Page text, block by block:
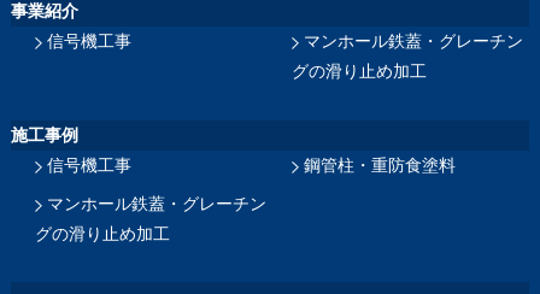
事業紹介
信号機工事
マンホール鉄蓋・グレーチン
グの滑り止め加工
施工事例
信号機工事
鋼管柱・重防食塗料
マンホール鉄蓋・グレーチン
グの滑り止め加工